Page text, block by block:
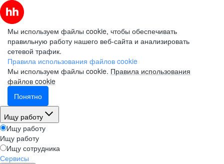
Мы используем файлы cookie, чтобы обеспечивать
правильную работу нашего веб-сайта и анализировать
сетевой трафик.
Правила использования файлов cookie
Мы используем файлы cookie. Правила использования
файлов cookie
Понятно
Ищу работу
Ищу работу
Ищу работу
Ищу сотрудника
Сервисы